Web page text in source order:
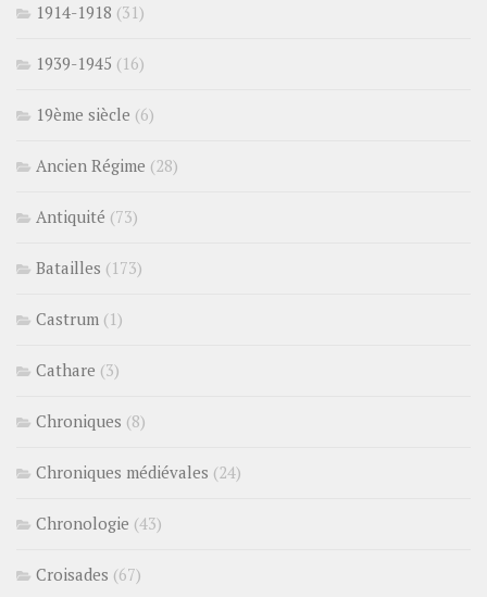
1914-1918 (31)
1939-1945 (16)
19ème siècle (6)
Ancien Régime (28)
Antiquité (73)
Batailles (173)
Castrum (1)
Cathare (3)
Chroniques (8)
Chroniques médiévales (24)
Chronologie (43)
Croisades (67)